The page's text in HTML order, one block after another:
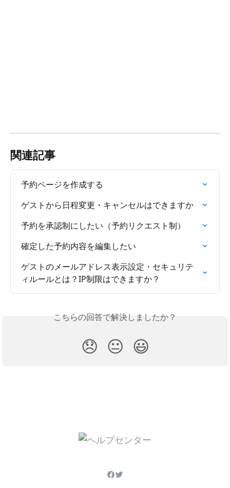
関連記事
予約ページを作成する
ゲストから日程変更・キャンセルはできますか
予約を承認制にしたい（予約リクエスト制）
確定した予約内容を編集したい
ゲストのメールアドレス表示設定・セキュリテ
ィルールとは？IP制限はできますか？
こちらの回答で解決しましたか？
😞 😐 😃